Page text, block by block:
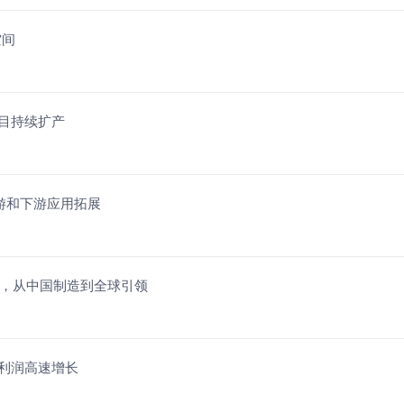
持续扩产
和下游应用拓展
从中国制造到全球引领
润高速增长